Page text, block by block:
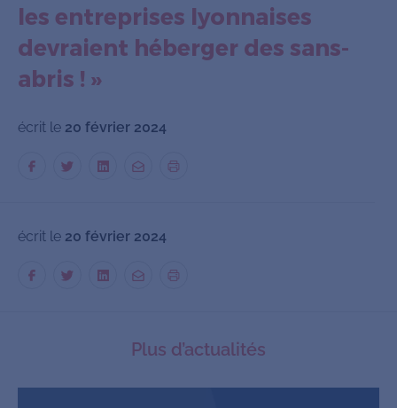
les entreprises lyonnaises
devraient héberger des sans-
abris ! »
écrit le 20 février 2024
écrit le 20 février 2024
Plus d’actualités